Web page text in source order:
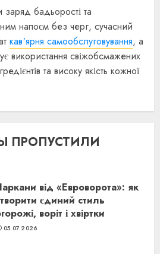
бадьорості та
напоєм без черг, сучасний
кавʼярня самообслуговування, а
використання свіжобсмажених
та високу якість кожної
ПРОПУСТИЛИ
від «Евроворота»: як
єдиний стиль
воріт і хвіртки
05.07.2026